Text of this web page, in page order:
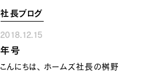
ばと 自分自身にエールを送りた
いと思います。 それいつやるの？
今日でしょ‼️ 顔晴れ〜〜
^_^
なるために共に顔晴りましょう。
目標に向かって変化し成長していくた
めには 自分の中の少数意見を
大切に扱わなければなりません。
今現状に不足がなく普通であれば
社長ブログ
2018.12.15
年号
こんにちは、 ホームズ社長の桝野